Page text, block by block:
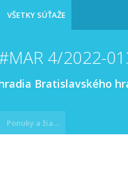
VŠETKY SÚŤAŽE
4/2022-
Bratislavského
Ponuky a žiadosti